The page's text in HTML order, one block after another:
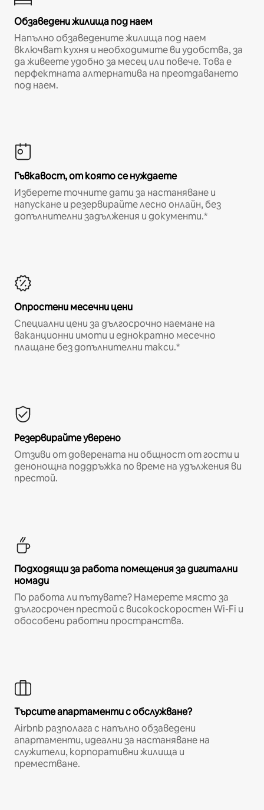
Обзаведени жилища под наем
Напълно обзаведените жилища под наем
включват кухня и необходимите ви удобства, за
да живеете удобно за месец или повече. Това е
перфектната алтернатива на преотдаването
под наем.
Гъвкавост, от която се нуждаете
Изберете точните дати за настаняване и
напускане и резервирайте лесно онлайн, без
допълнителни задължения и документи.*
Опростени месечни цени
Специални цени за дългосрочно наемане на
ваканционни имоти и еднократно месечно
плащане без допълнителни такси.*
Резервирайте уверено
Отзиви от доверената ни общност от гости и
денонощна поддръжка по време на удължения ви
престой.
Подходящи за работа помещения за дигитални
номади
По работа ли пътувате? Намерете място за
дългосрочен престой с високоскоростен Wi-Fi и
обособени работни пространства.
Търсите апартаменти с обслужване?
Airbnb разполага с напълно обзаведени
апартаменти, идеални за настаняване на
служители, корпоративни жилища и
преместване.